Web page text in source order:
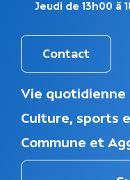
Jeudi de 13h00 à
Contact
M
n
u
d
u
Vie quotidienne
Culture, sports
Commune et